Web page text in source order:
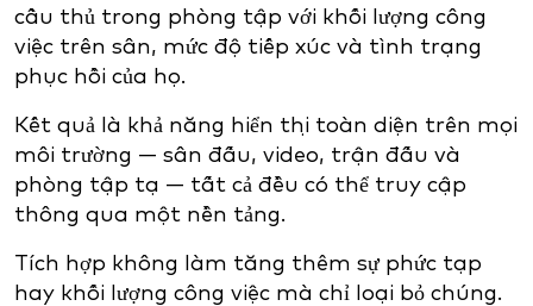
cầu thủ trong phòng tập với khối lượng công
việc trên sân, mức độ tiếp xúc và tình trạng
phục hồi của họ.
Kết quả là khả năng hiển thị toàn diện trên mọi
môi trường — sân đấu, video, trận đấu và
phòng tập tạ — tất cả đều có thể truy cập
thông qua một nền tảng.
Tích hợp không làm tăng thêm sự phức tạp
hay khối lượng công việc mà chỉ loại bỏ chúng.